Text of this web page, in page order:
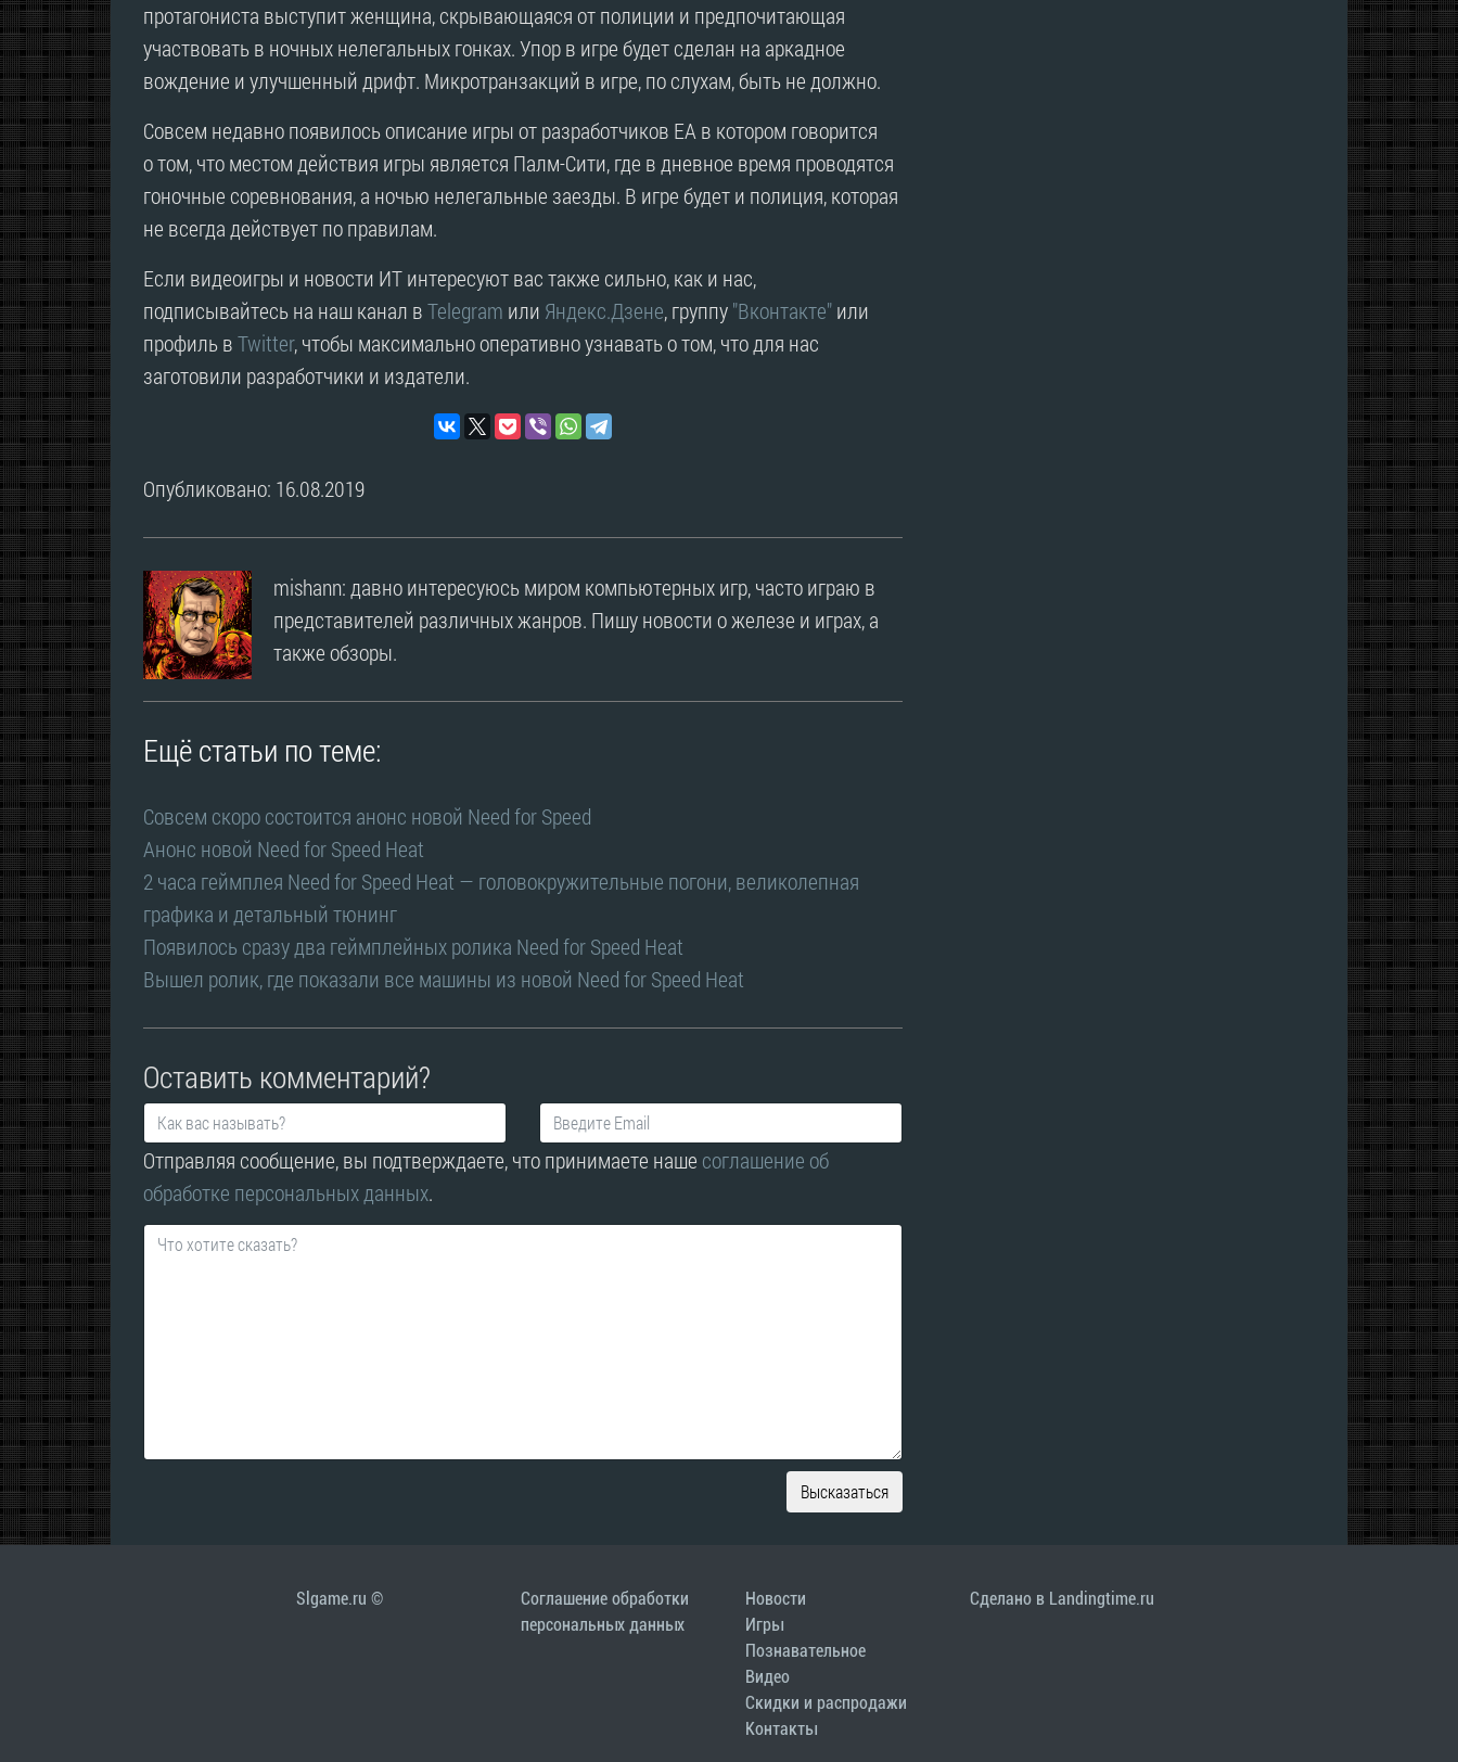
протагониста выступит женщина, скрывающаяся от полиции и предпочитающая
участвовать в ночных нелегальных гонках. Упор в игре будет сделан на аркадное
вождение и улучшенный дрифт. Микротранзакций в игре, по слухам, быть не должно.
Совсем недавно появилось описание игры от разработчиков EA в котором говорится
о том, что местом действия игры является Палм-Сити, где в дневное время проводятся
гоночные соревнования, а ночью нелегальные заезды. В игре будет и полиция, которая
не всегда действует по правилам.
Если видеоигры и новости ИТ интересуют вас также сильно, как и нас,
подписывайтесь на наш канал вTelegram или Яндекс.Дзене, группу"Вконтакте"или
профиль вTwitter, чтобы максимально оперативно узнавать о том, что для нас
заготовили разработчики и издатели.
Опубликовано: 16.08.2019
mishann: давно интересуюсь миром компьютерных игр, часто играю в
представителей различных жанров. Пишу новости о железе и играх, а
также обзоры.
Ещё статьи по теме:
Совсем скоро состоится анонс новой Need for Speed
Анонс новой Need for Speed Heat
2 часа геймплея Need for Speed Heat — головокружительные погони, великолепная
графика и детальный тюнинг
Появилось сразу два геймплейных ролика Need for Speed Heat
Вышел ролик, где показали все машины из новой Need for Speed Heat
Оставить комментарий?
Отправляя сообщение, вы подтверждаете, что принимаете наше соглашение об
обработке персональных данных.
Высказаться
Slgame.ru ©
Соглашение обработки
персональных данных
Новости
Игры
Познавательное
Видео
Скидки и распродажи
Контакты
Сделано в Landingtime.ru